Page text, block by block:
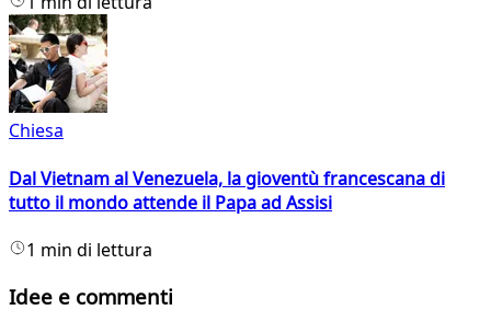
Chiesa
Dal Vietnam al Venezuela, la gioventù francescana di
tutto il mondo attende il Papa ad Assisi
1 min di lettura
Idee e commenti